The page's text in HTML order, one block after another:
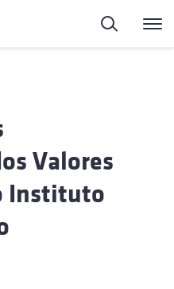
Pesquisa
Valores
Instituto